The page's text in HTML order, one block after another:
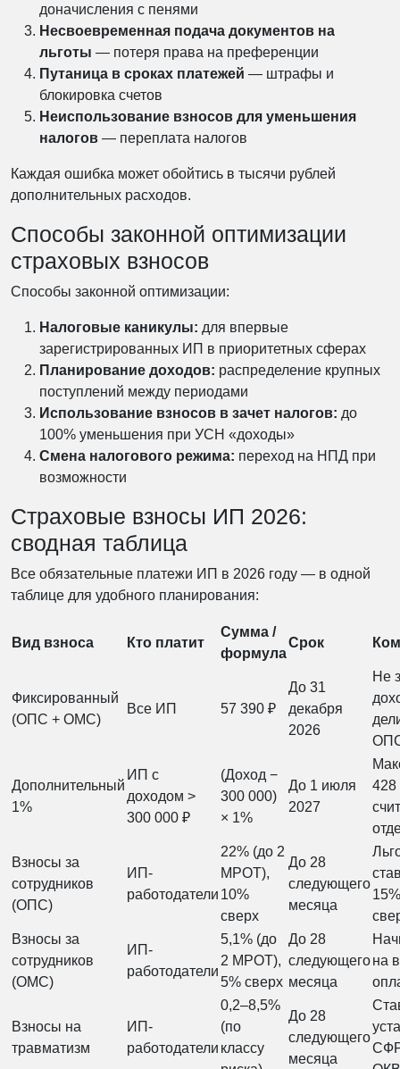
доначисления с пенями
Несвоевременная подача документов на
льготы — потеря права на преференции
Путаница в сроках платежей — штрафы и
блокировка счетов
Неиспользование взносов для уменьшения
налогов — переплата налогов
Каждая ошибка может обойтись в тысячи рублей
дополнительных расходов.
Способы законной оптимизации
страховых взносов
Способы законной оптимизации:
Налоговые каникулы: для впервые
зарегистрированных ИП в приоритетных сферах
Планирование доходов: распределение крупных
поступлений между периодами
Использование взносов в зачет налогов: до
100% уменьшения при УСН «доходы»
Смена налогового режима: переход на НПД при
возможности
Страховые взносы ИП 2026:
сводная таблица
Все обязательные платежи ИП в 2026 году — в одной
таблице для удобного планирования:
Вид взноса Кто платит
Сумма /
формула
Срок
Фиксированный
(ОПС + ОМС)
Все ИП 57 390 ₽
До 31
декабря
2026
Не
Дополнительный
1%
ИП с
доходом >
300 000 ₽
(Доход −
300 000)
× 1%
До 1 июля
2027
428
Взносы за
сотрудников
(ОПС)
ИП-
работодатели
22% (до 2
МРОТ),
10%
сверх
До 28
следующего
месяца
Взносы за
сотрудников
(ОМС)
ИП-
работодатели
5,1% (до
2 МРОТ),
5% сверх
До 28
следующего
месяца
на
Взносы на
травматизм
ИП-
работодатели
0,2–8,5%
(по
классу
До 28
следующего
месяца